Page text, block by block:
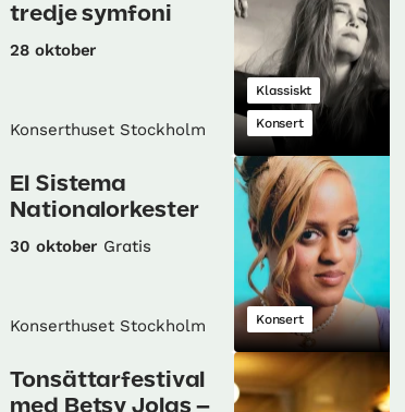
tredje symfoni
28 oktober
Konserthuset Stockholm
Klassiskt
Konsert
El Sistema
Nationalorkester
30 oktober Gratis
Konserthuset Stockholm Konsert
Tonsättarfestival
med Betsy Jolas –